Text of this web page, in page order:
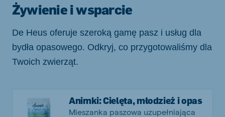
Żywienie i wsparcie
De Heus oferuje szeroką gamę pasz i usług dla
bydła opasowego. Odkryj, co przygotowaliśmy dla
Twoich zwierząt.
Animki: Cielęta, młodzież i opas
Mieszanka paszowa uzupełniająca